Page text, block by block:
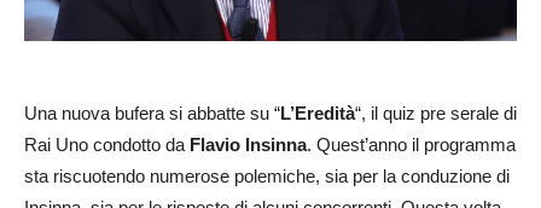
Una nuova bufera si abbatte su “L’Eredità“, il quiz pre serale di
Rai Uno condotto da Flavio Insinna. Quest’anno il programma
sta riscuotendo numerose polemiche, sia per la conduzione di